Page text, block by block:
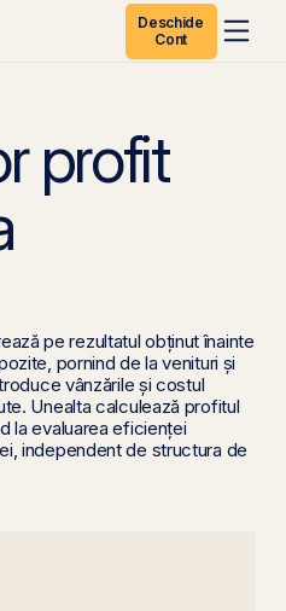
Deschide
Cont
profit
pe rezultatul obținut înainte
pornind de la venituri și
vânzările și costul
Unealta calculează profitul
la evaluarea eficienței
independent de structura de